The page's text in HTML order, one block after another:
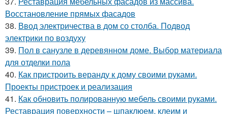
Восстановление прямых фасадов
38. Ввод электричества в дом со столба. Подвод
электрики по воздуху
39. Пол в санузле в деревянном доме. Выбор материала
для отделки пола
40. Как пристроить веранду к дому своими руками.
Проекты пристроек и реализация
41. Как обновить полированную мебель своими руками.
Реставрация поверхности – шпаклюем, клеим и